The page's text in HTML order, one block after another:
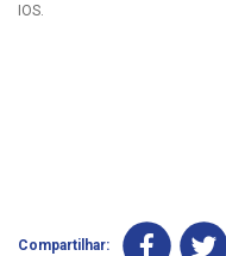
IOS.
Compartilhar: